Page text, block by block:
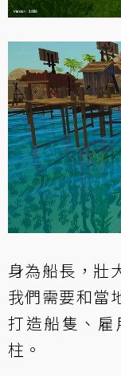
身為船長，壯
我們需要和當
打造船隻、
柱。